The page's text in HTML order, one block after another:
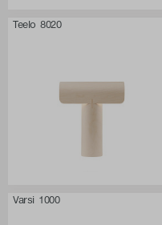
Teelo 8020
Varsi 1000